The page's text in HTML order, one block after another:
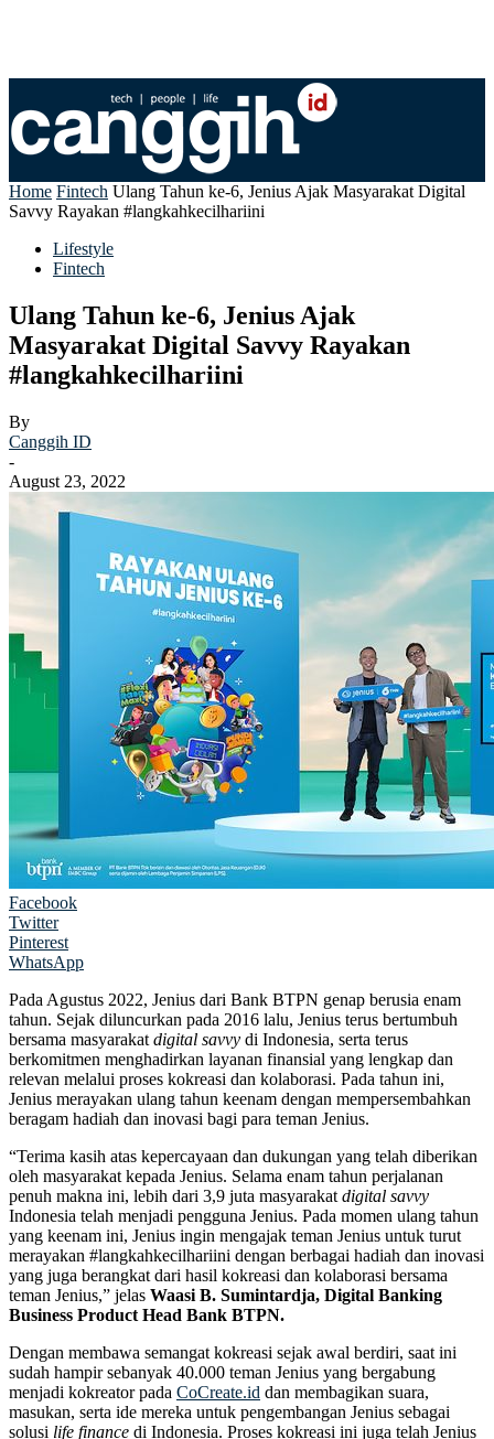
Home Fintech Ulang Tahun ke-6, Jenius Ajak Masyarakat Digital
Savvy Rayakan #langkahkecilhariini
Lifestyle
Fintech
Ulang Tahun ke-6, Jenius Ajak
Masyarakat Digital Savvy Rayakan
#langkahkecilhariini
By
Canggih ID
-
August 23, 2022
Facebook
Twitter
Pinterest
WhatsApp
Pada Agustus 2022, Jenius dari Bank BTPN genap berusia enam
tahun. Sejak diluncurkan pada 2016 lalu, Jenius terus bertumbuh
bersama masyarakat digital savvy di Indonesia, serta terus
berkomitmen menghadirkan layanan finansial yang lengkap dan
relevan melalui proses kokreasi dan kolaborasi. Pada tahun ini,
Jenius merayakan ulang tahun keenam dengan mempersembahkan
beragam hadiah dan inovasi bagi para teman Jenius.
“Terima kasih atas kepercayaan dan dukungan yang telah diberikan
oleh masyarakat kepada Jenius. Selama enam tahun perjalanan
penuh makna ini, lebih dari 3,9 juta masyarakat digital savvy
Indonesia telah menjadi pengguna Jenius. Pada momen ulang tahun
yang keenam ini, Jenius ingin mengajak teman Jenius untuk turut
merayakan #langkahkecilhariini dengan berbagai hadiah dan inovasi
yang juga berangkat dari hasil kokreasi dan kolaborasi bersama
teman Jenius,” jelas Waasi B. Sumintardja, Digital Banking
Business Product Head Bank BTPN.
Dengan membawa semangat kokreasi sejak awal berdiri, saat ini
sudah hampir sebanyak 40.000 teman Jenius yang bergabung
menjadi kokreator pada CoCreate.id dan membagikan suara,
masukan, serta ide mereka untuk pengembangan Jenius sebagai
solusi life finance di Indonesia. Proses kokreasi ini juga telah Jenius